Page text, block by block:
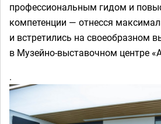
профессиональным гидом и
компетенции — отнесся
и встретились на своеобразном
в Музейно-выставочном центре
.